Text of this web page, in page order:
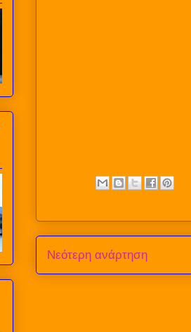
Νεότερη ανάρτηση